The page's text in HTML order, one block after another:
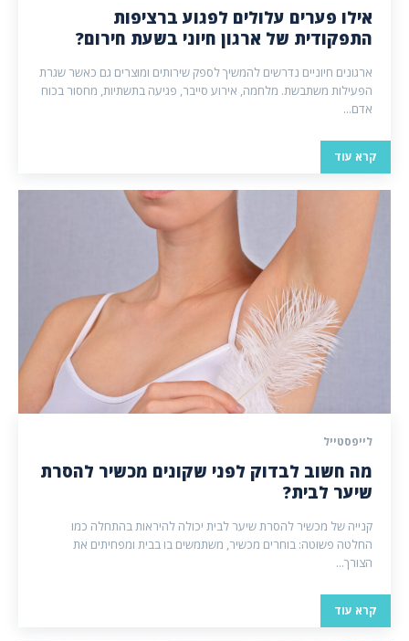
אילו פערים עלולים לפגוע ברציפות
התפקודית של ארגון חיוני בשעת חירום?
ארגונים חיוניים נדרשים להמשיך לספק שירותים ומוצרים גם כאשר שגרת
הפעילות משתבשת. מלחמה, אירוע סייבר, פגיעה בתשתיות, מחסור בכוח
אדם...
קרא עוד
לייפסטייל
מה חשוב לבדוק לפני שקונים מכשיר להסרת
שיער לבית?
קנייה של מכשיר להסרת שיער לבית יכולה להיראות בהתחלה כמו
החלטה פשוטה: בוחרים מכשיר, משתמשים בו בבית ומפחיתים את
הצורך...
קרא עוד